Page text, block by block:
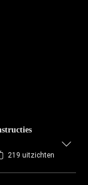
219 uitzichten